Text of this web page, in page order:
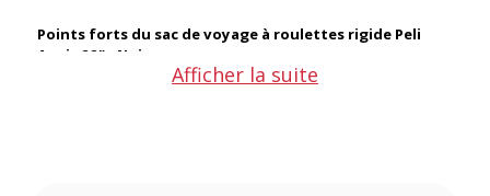
Points forts du sac de voyage à roulettes rigide Peli
Aegis 22" - Noir
Afficher la suite